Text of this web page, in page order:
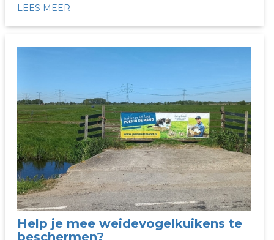
LEES MEER
Help je mee weidevogelkuikens te